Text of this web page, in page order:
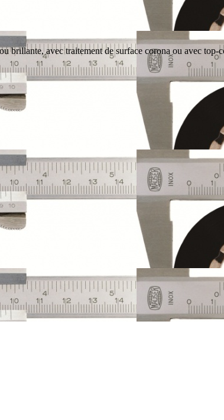
brillante, avec traitement de surface corona ou avec top-